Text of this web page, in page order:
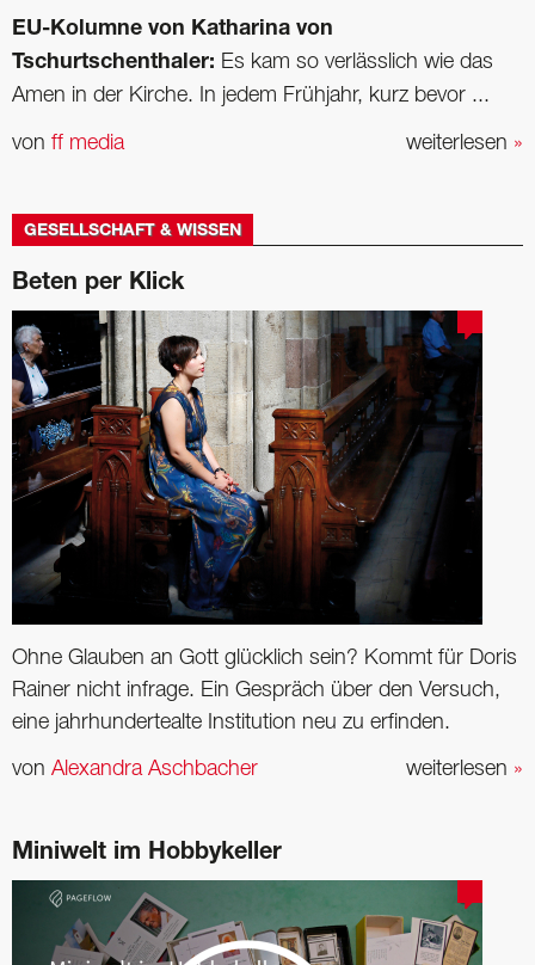
EU-Kolumne von Katharina von
Tschurtschenthaler: Es kam so verlässlich wie das
Amen in der Kirche. In jedem Frühjahr, kurz bevor ...
weiterlesen »
von ff media
GESELLSCHAFT & WISSEN
Beten per Klick
Ohne Glauben an Gott glücklich sein? Kommt für Doris
Rainer nicht infrage. Ein Gespräch über den Versuch,
eine jahrhundertealte Institution neu zu erfinden.
weiterlesen »
von Alexandra Aschbacher
Miniwelt im Hobbykeller